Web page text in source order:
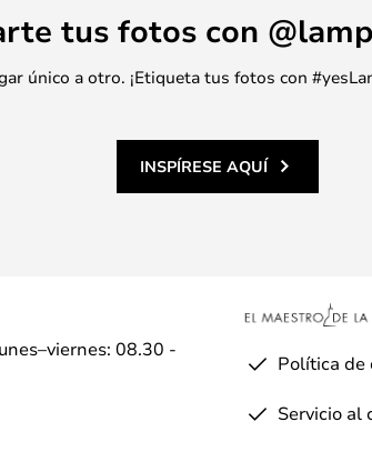
tus fotos con
único a otro. ¡Etiqueta tus fotos con
INSPÍRESE AQUÍ
08.30 -
Política de
Servicio al